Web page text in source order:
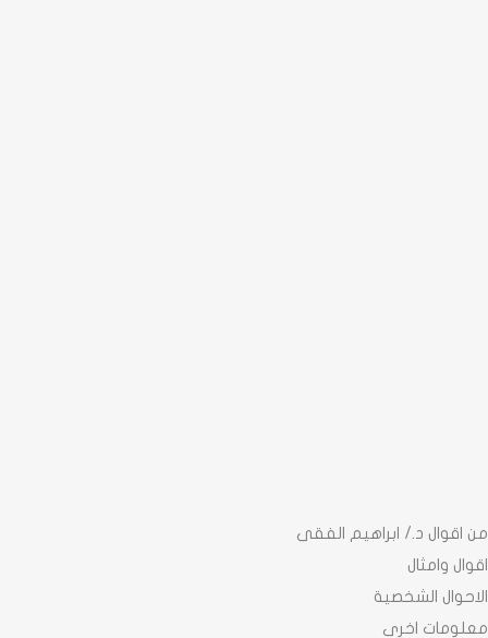
من اقوال د./ ابراهيم الفقى
اقوال وامثال
الاحوال الشخصية
معلومات اخرى